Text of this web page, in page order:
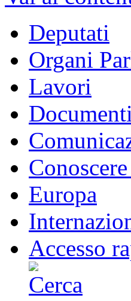
Deputati
Organi
Lavori
Documenti
Europa
Accesso